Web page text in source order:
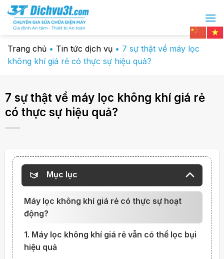
Chuyển
đến
dung
Trang chủ • Tin tức dịch vụ • 7 sự thật về máy lọc
không khí giá rẻ có thực sự hiệu quả?
7 sự thật về máy lọc không khí giá rẻ
có thực sự hiệu quả?
Mục lục
Máy lọc không khí giá rẻ có thực sự hoạt
động?
1. Máy lọc không khí giá rẻ vẫn có thể lọc bụi
hiệu quả